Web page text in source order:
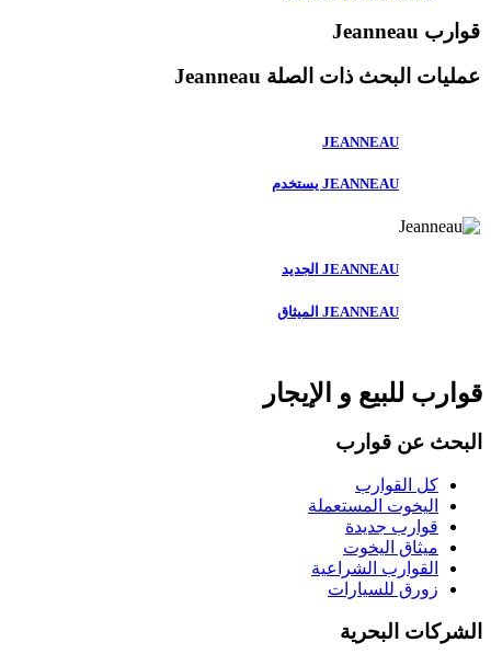
قوارب Jeanneau
عمليات البحث ذات الصلة Jeanneau
JEANNEAU
JEANNEAU يستخدم
JEANNEAU الجديد
JEANNEAU الميثاق
قوارب للبيع و الإيجار
البحث عن قوارب
كل القوارب
اليخوت المستعملة
قوارب جديدة
ميثاق اليخوت
القوارب الشراعية
زورق للسيارات
الشركات البحرية